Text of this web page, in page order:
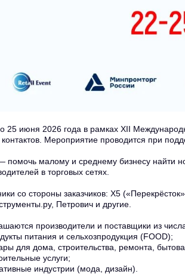
25 июня 2026 года в рамках XII
Мероприятие проводится при
помочь малому и среднему бизнесу найти
в торговых сетях.
со стороны заказчиков: X5
Петрович и другие.
производители и поставщики из
питания и сельхозпродукция (FOOD);
для дома, строительства, ремонта,
услуги;
индустрии (мода, дизайн).